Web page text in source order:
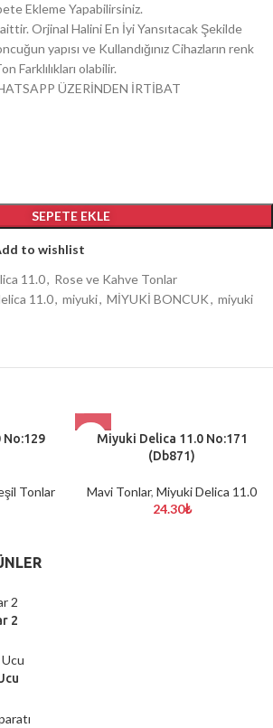
Ekleme Yapabilirsiniz.
Orjinal Halini En İyi Yansıtacak Şekilde
yapısı ve Kullandığınız Cihazların renk
Farklılıkları olabilir.
ÜZERİNDEN İRTİBAT
SEPETE EKLE
to wishlist
11.0, Rose ve Kahve Tonlar
11.0, miyuki, MİYUKİ BONCUK, miyuki
No:129
Tonlar
Miyuki Delica 11.0 No:171
(Db871)
Mavi Tonlar, Miyuki Delica 11.0
24.30₺
2